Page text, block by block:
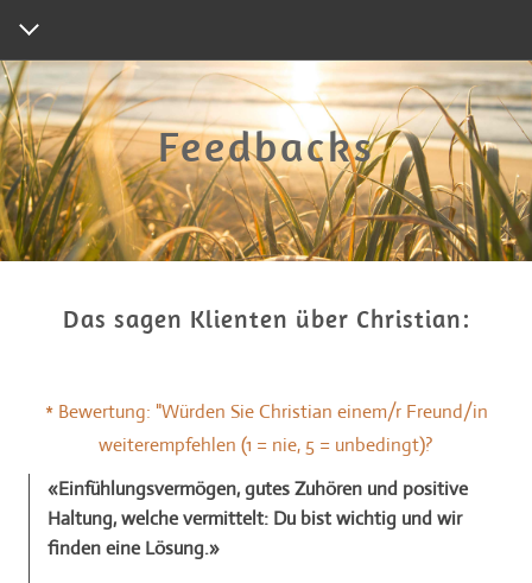
Das sagen Klienten über Christian:
* Bewertung: "Würden Sie Christian einem/r Freund/in
weiterempfehlen (1 = nie, 5 = unbedingt)?
«Einfühlungsvermögen, gutes Zuhören und positive
Haltung, welche vermittelt: Du bist wichtig und wir
finden eine Lösung.»
Home
NeuroRe Weiterbildung
NeuroRe Anbieter
Leadership
Natur Retreats
Blog
Anmeldung